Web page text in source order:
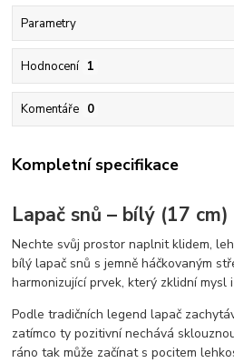
Parametry
Hodnocení 1
Komentáře 0
Kompletní specifikace
Lapač snů – bílý (17 cm)
Nechte svůj prostor naplnit klidem,
bílý lapač snů s jemně háčkovaným
harmonizující prvek, který zklidní mysl
Podle tradičních legend lapač
zatímco ty pozitivní nechává
ráno tak může začínat s pocitem